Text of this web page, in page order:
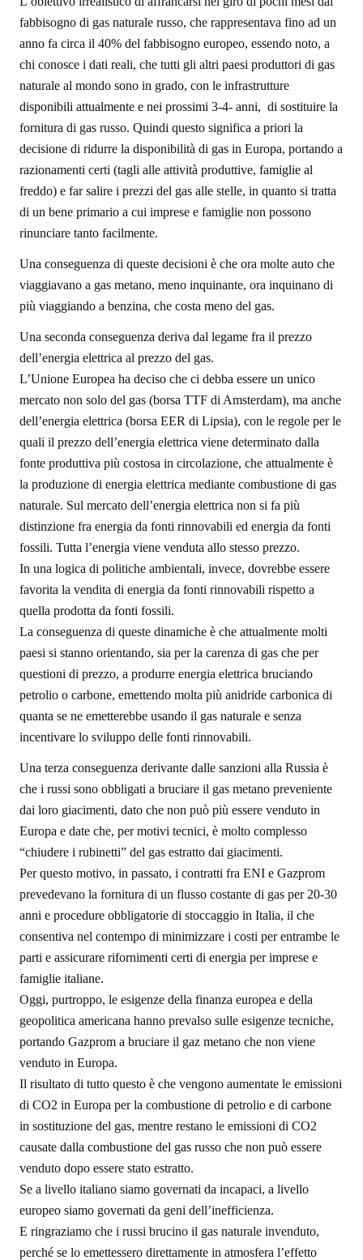
fabbisogno di gas naturale russo, che rappresentava fino ad un
anno fa circa il 40% del fabbisogno europeo, essendo noto, a
chi conosce i dati reali, che tutti gli altri paesi produttori di gas
naturale al mondo sono in grado, con le infrastrutture
disponibili attualmente e nei prossimi 3-4- anni, di sostituire la
fornitura di gas russo. Quindi questo significa a priori la
decisione di ridurre la disponibilità di gas in Europa, portando a
razionamenti certi (tagli alle attività produttive, famiglie al
freddo) e far salire i prezzi del gas alle stelle, in quanto si tratta
di un bene primario a cui imprese e famiglie non possono
rinunciare tanto facilmente.
Una conseguenza di queste decisioni è che ora molte auto che
viaggiavano a gas metano, meno inquinante, ora inquinano di
più viaggiando a benzina, che costa meno del gas.
Una seconda conseguenza deriva dal legame fra il prezzo
dell’energia elettrica al prezzo del gas.
L’Unione Europea ha deciso che ci debba essere un unico
mercato non solo del gas (borsa TTF di Amsterdam), ma anche
dell’energia elettrica (borsa EER di Lipsia), con le regole per le
quali il prezzo dell’energia elettrica viene determinato dalla
fonte produttiva più costosa in circolazione, che attualmente è
la produzione di energia elettrica mediante combustione di gas
naturale. Sul mercato dell’energia elettrica non si fa più
distinzione fra energia da fonti rinnovabili ed energia da fonti
fossili. Tutta l’energia viene venduta allo stesso prezzo.
In una logica di politiche ambientali, invece, dovrebbe essere
favorita la vendita di energia da fonti rinnovabili rispetto a
quella prodotta da fonti fossili.
La conseguenza di queste dinamiche è che attualmente molti
paesi si stanno orientando, sia per la carenza di gas che per
questioni di prezzo, a produrre energia elettrica bruciando
petrolio o carbone, emettendo molta più anidride carbonica di
quanta se ne emetterebbe usando il gas naturale e senza
incentivare lo sviluppo delle fonti rinnovabili.
Una terza conseguenza derivante dalle sanzioni alla Russia è
che i russi sono obbligati a bruciare il gas metano preveniente
dai loro giacimenti, dato che non può più essere venduto in
Europa e date che, per motivi tecnici, è molto complesso
“chiudere i rubinetti” del gas estratto dai giacimenti.
Per questo motivo, in passato, i contratti fra ENI e Gazprom
prevedevano la fornitura di un flusso costante di gas per 20-30
anni e procedure obbligatorie di stoccaggio in Italia, il che
consentiva nel contempo di minimizzare i costi per entrambe le
parti e assicurare rifornimenti certi di energia per imprese e
famiglie italiane.
Oggi, purtroppo, le esigenze della finanza europea e della
geopolitica americana hanno prevalso sulle esigenze tecniche,
portando Gazprom a bruciare il gaz metano che non viene
venduto in Europa.
Il risultato di tutto questo è che vengono aumentate le emissioni
di CO2 in Europa per la combustione di petrolio e di carbone
in sostituzione del gas, mentre restano le emissioni di CO2
causate dalla combustione del gas russo che non può essere
venduto dopo essere stato estratto.
Se a livello italiano siamo governati da incapaci, a livello
europeo siamo governati da geni dell’inefficienza.
E ringraziamo che i russi brucino il gas naturale invenduto,
perché se lo emettessero direttamente in atmosfera l’effetto